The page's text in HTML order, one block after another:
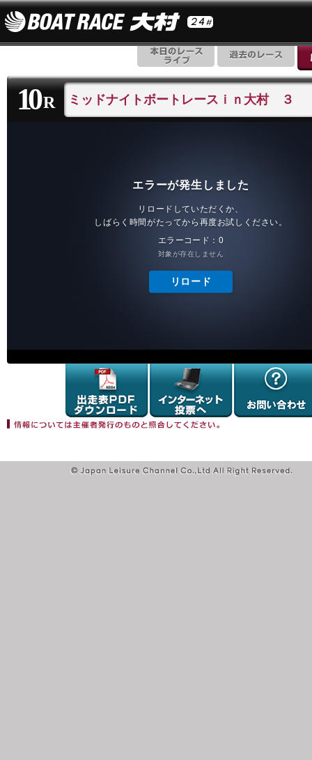
10 R ミッドナイトボートレースｉｎ大村 ３